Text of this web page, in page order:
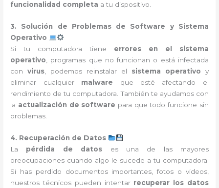
funcionalidad completa a tu dispositivo.
3. Solución de Problemas de Software y Sistema
Operativo
Si tu computadora tiene errores en el sistema
operativo , programas que no funcionan o está infectada
convirus , podemos reinstalar el sistema operativo y
eliminar cualquier malware que esté afectando el
rendimiento de tu computadora. También te ayudamos con
la actualización de software para que todo funcione sin
problemas.
4. Recuperación de Datos
La pérdida de datos es una de las mayores
preocupaciones cuando algo le sucede a tu computadora.
Si has perdido documentos importantes, fotos o videos,
nuestros técnicos pueden intentar recuperar los datos